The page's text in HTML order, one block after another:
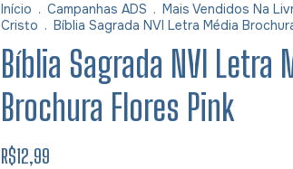
Início . Campanhas ADS . Mais Vendidos Na
Cristo . Bíblia Sagrada NVI Letra Média
Bíblia Sagrada NVI Letra
Brochura Flores Pink
R$12,99